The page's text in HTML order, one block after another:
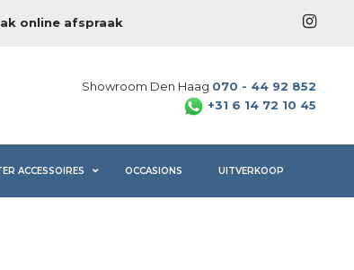
online afspraak
Showroom Den Haag 070 - 44 92 852
+31 6 14 72 10 45
ACCESSOIRES OCCASIONS UITVERKOOP